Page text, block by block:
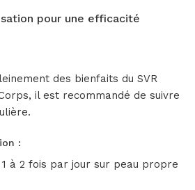
pour une efficacité
des bienfaits du SVR
il est recommandé de suivre
:
à 2 fois par jour sur peau propre